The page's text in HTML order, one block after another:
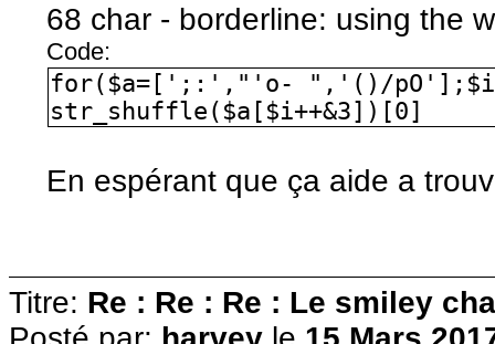
68 char - borderline: using the
Code:
for($a=[';:',"'o- ",'()/
str_shuffle($a[$i++&3])[0]
En espérant que ça aide a
Titre: Re : Re : Re : Le smiley